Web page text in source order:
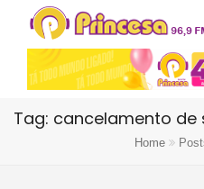
Tag: cancelamento de
Home